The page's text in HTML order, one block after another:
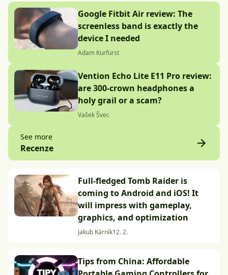
Google Fitbit Air review: The
screenless band is exactly the
device I needed
Adam Kurfürst
Vention Echo Lite E11 Pro review:
are 300-crown headphones a
holy grail or a scam?
Vašek Švec
See more
Recenze
Full-fledged Tomb Raider is
coming to Android and iOS! It
will impress with gameplay,
graphics, and optimization
Jakub Kárník12. 2.
Tips from China: Affordable